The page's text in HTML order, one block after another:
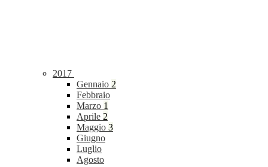
2017
Gennaio 2
Febbraio
Marzo 1
Aprile 2
Maggio 3
Giugno
Luglio
Agosto